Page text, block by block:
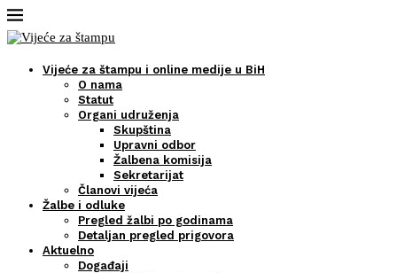
Vijeće za štampu i online medije u BiH
O nama
Statut
Organi udruženja
Skupština
Upravni odbor
Žalbena komisija
Sekretarijat
Članovi vijeća
Žalbe i odluke
Pregled žalbi po godinama
Detaljan pregled prigovora
Aktuelno
Događaji